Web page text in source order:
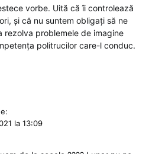
vorbe. Uită că îi controlează
și că nu suntem obligați să ne
rezolva problemele de imagine
politrucilor care-l conduc.
la 13:09